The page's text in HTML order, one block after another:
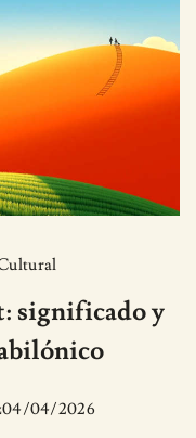
significado y
04/04/2026